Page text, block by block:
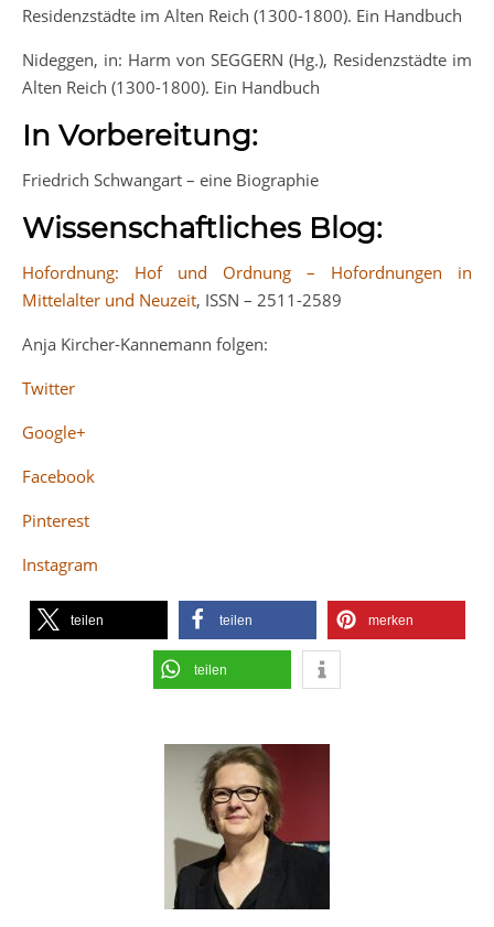
Residenzstädte im Alten Reich (1300-1800). Ein Handbuch
Nideggen, in: Harm von SEGGERN (Hg.), Residenzstädte im
Alten Reich (1300-1800). Ein Handbuch
In Vorbereitung:
Friedrich Schwangart – eine Biographie
Wissenschaftliches Blog:
Hofordnung: Hof und Ordnung – Hofordnungen in
Mittelalter und Neuzeit, ISSN – 2511-2589
Anja Kircher-Kannemann folgen:
Twitter
Google+
Facebook
Pinterest
Instagram
teilen teilen merken
teilen